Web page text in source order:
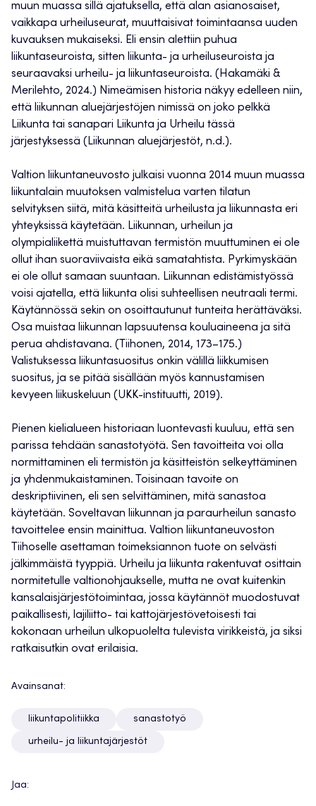
muun muassa sillä ajatuksella, että alan asianosaiset,
vaikkapa urheiluseurat, muuttaisivat toimintaansa uuden
kuvauksen mukaiseksi. Eli ensin alettiin puhua
liikuntaseuroista, sitten liikunta- ja urheiluseuroista ja
seuraavaksi urheilu- ja liikuntaseuroista. (Hakamäki &
Merilehto, 2024.) Nimeämisen historia näkyy edelleen niin,
että liikunnan aluejärjestöjen nimissä on joko pelkkä
Liikunta tai sanapari Liikunta ja Urheilu tässä
järjestyksessä (Liikunnan aluejärjestöt, n.d.).
Valtion liikuntaneuvosto julkaisi vuonna 2014 muun muassa
liikuntalain muutoksen valmistelua varten tilatun
selvityksen siitä, mitä käsitteitä urheilusta ja liikunnasta eri
yhteyksissä käytetään. Liikunnan, urheilun ja
olympialiikettä muistuttavan termistön muuttuminen ei ole
ollut ihan suoraviivaista eikä samatahtista. Pyrkimyskään
ei ole ollut samaan suuntaan. Liikunnan edistämistyössä
voisi ajatella, että liikunta olisi suhteellisen neutraali termi.
Käytännössä sekin on osoittautunut tunteita herättäväksi.
Osa muistaa liikunnan lapsuutensa kouluaineena ja sitä
perua ahdistavana. (Tiihonen, 2014, 173–175.)
Valistuksessa liikuntasuositus onkin välillä liikkumisen
suositus, ja se pitää sisällään myös kannustamisen
kevyeen liikuskeluun (UKK-instituutti, 2019).
Pienen kielialueen historiaan luontevasti kuuluu, että sen
parissa tehdään sanastotyötä. Sen tavoitteita voi olla
normittaminen eli termistön ja käsitteistön selkeyttäminen
ja yhdenmukaistaminen. Toisinaan tavoite on
deskriptiivinen, eli sen selvittäminen, mitä sanastoa
käytetään. Soveltavan liikunnan ja paraurheilun sanasto
tavoittelee ensin mainittua. Valtion liikuntaneuvoston
Tiihoselle asettaman toimeksiannon tuote on selvästi
jälkimmäistä tyyppiä. Urheilu ja liikunta rakentuvat osittain
normitetulle valtionohjaukselle, mutta ne ovat kuitenkin
kansalaisjärjestötoimintaa, jossa käytännöt muodostuvat
paikallisesti, lajiliitto- tai kattojärjestövetoisesti tai
kokonaan urheilun ulkopuolelta tulevista virikkeistä, ja siksi
ratkaisutkin ovat erilaisia.
Avainsanat:
liikuntapolitiikka sanastotyö
urheilu- ja liikuntajärjestöt
Jaa: